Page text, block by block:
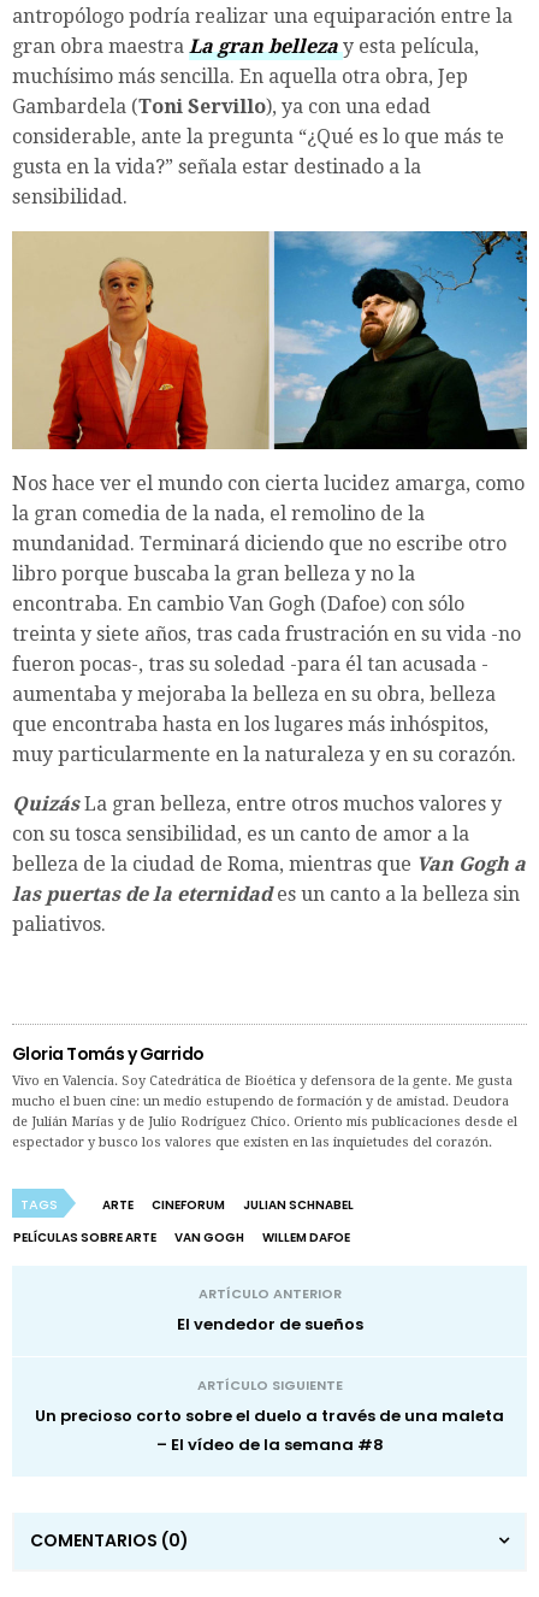
antropólogo podría realizar una equiparación entre la
gran obra maestra La gran belleza y esta película,
muchísimo más sencilla. En aquella otra obra, Jep
Gambardela (Toni Servillo), ya con una edad
considerable, ante la pregunta “¿Qué es lo que más te
gusta en la vida?” señala estar destinado a la
sensibilidad.
Nos hace ver el mundo con cierta lucidez amarga, como
la gran comedia de la nada, el remolino de la
mundanidad. Terminará diciendo que no escribe otro
libro porque buscaba la gran belleza y no la
encontraba. En cambio Van Gogh (Dafoe) con sólo
treinta y siete años, tras cada frustración en su vida -no
fueron pocas-, tras su soledad -para él tan acusada -
aumentaba y mejoraba la belleza en su obra, belleza
que encontraba hasta en los lugares más inhóspitos,
muy particularmente en la naturaleza y en su corazón.
Quizás La gran belleza, entre otros muchos valores y
con su tosca sensibilidad, es un canto de amor a la
belleza de la ciudad de Roma, mientras que Van Gogh a
las puertas de la eternidades un canto a la belleza sin
paliativos.
Gloria Tomás y Garrido
Vivo en Valencia. Soy Catedrática de Bioética y defensora de la gente. Me gusta
mucho el buen cine: un medio estupendo de formación y de amistad. Deudora
de Julián Marías y de Julio Rodríguez Chico. Oriento mis publicaciones desde el
espectador y busco los valores que existen en las inquietudes del corazón.
TAGS ARTE CINEFORUM
JULIAN SCHNABEL
PELÍCULAS SOBRE ARTE
VAN GOGH WILLEM DAFOE
ARTÍCULO ANTERIOR
El vendedor de sueños
ARTÍCULO SIGUIENTE
Un precioso corto sobre el duelo a través de una maleta
– El vídeo de la semana #8
COMENTARIOS (0)